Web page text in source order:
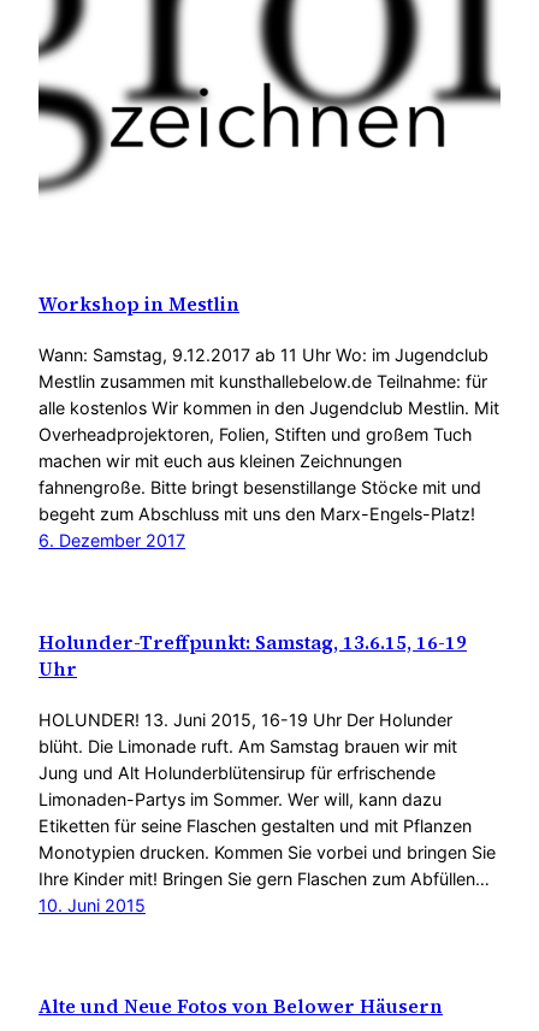
Workshop in Mestlin
Wann: Samstag, 9.12.2017 ab 11 Uhr Wo: im Jugendclub
Mestlin zusammen mit kunsthallebelow.de Teilnahme: für
alle kostenlos Wir kommen in den Jugendclub Mestlin. Mit
Overheadprojektoren, Folien, Stiften und großem Tuch
machen wir mit euch aus kleinen Zeichnungen
fahnengroße. Bitte bringt besenstillange Stöcke mit und
begeht zum Abschluss mit uns den Marx-Engels-Platz!
6. Dezember 2017
Holunder-Treffpunkt: Samstag, 13.6.15, 16-19
Uhr
HOLUNDER! 13. Juni 2015, 16-19 Uhr Der Holunder
blüht. Die Limonade ruft. Am Samstag brauen wir mit
Jung und Alt Holunderblütensirup für erfrischende
Limonaden-Partys im Sommer. Wer will, kann dazu
Etiketten für seine Flaschen gestalten und mit Pflanzen
Monotypien drucken. Kommen Sie vorbei und bringen Sie
Ihre Kinder mit! Bringen Sie gern Flaschen zum Abfüllen…
10. Juni 2015
Alte und Neue Fotos von Belower Häusern